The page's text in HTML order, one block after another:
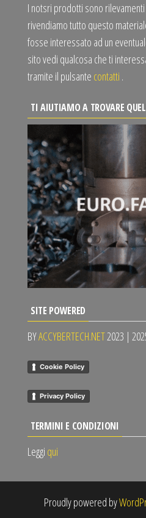
I notsri prodotti sono
rivendiamo tutto questo
fosse interessato ad un
sito vedi qualcosa che ti
tramite il pulsante contatti .
TI AIUTIAMO A TROVARE
SITE POWERED
BYACCYBERTECH.NET2023 |
Cookie Policy
Privacy Policy
TERMINI E CONDIZIONI
Leggi qui
Proudly powered by